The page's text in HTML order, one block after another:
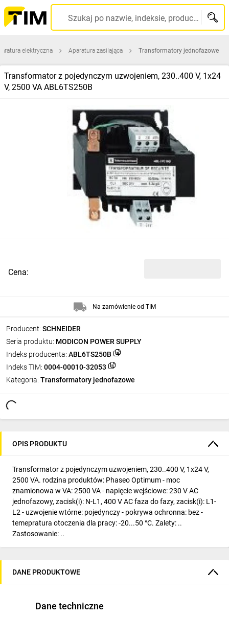
Szukaj po nazwie, indeksie, producencie, kodzie kreskowym...
elektryczna Aparatura zasilająca Transformatory jednofazowe
Transformator z pojedynczym uzwojeniem, 230..400 V, 1x24
V, 2500 VA ABL6TS250B
Producent: SCHNEIDER
Seria produktu: MODICON POWER SUPPLY
Indeks producenta: ABL6TS250B
Indeks TIM: 0004-00010-32053
Kategoria: Transformatory jednofazowe
Cena:
Na zamówienie od TIM
OPIS PRODUKTU
Transformator z pojedynczym uzwojeniem, 230..400 V, 1x24 V,
2500 VA. rodzina produktów: Phaseo Optimum - moc
znamionowa w VA: 2500 VA - napięcie wejściowe: 230 V AC
jednofazowy, zacisk(i): N-L1, 400 V AC faza do fazy, zacisk(i): L1-
L2 - uzwojenie wtórne: pojedynczy - pokrywa ochronna: bez -
temepratura otoczenia dla pracy: -20...50 °C. Zalety: ..
Zastosowanie: ..
DANE PRODUKTOWE
Dane techniczne